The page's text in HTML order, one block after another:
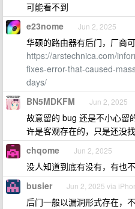
可能看不到
e23nome Jun 2, 2025
华硕的路由器有后门，厂商
https://arstechnica.com/
fixes-error-that-caused-
days/
BN5MDKFM Jun 2, 2025
故意留的 bug 还是不小心留
许是客观存在的，只是还没
chqome Jun 2, 2025
没人知道到底有没有，有也
busier Jun 2, 2025 via
后门一般以漏洞形式存在，